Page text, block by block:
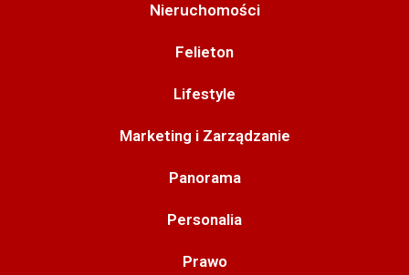
Nieruchomości
Felieton
Lifestyle
Marketing i Zarządzanie
Panorama
Personalia
Prawo